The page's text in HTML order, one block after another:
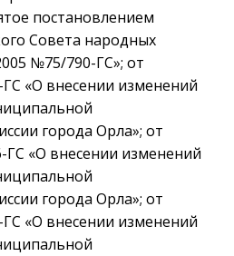
постановлением
Совета народных
№75/790-ГС»; от
«О внесении изменений
города Орла»; от
ГС «О внесении изменений
города Орла»; от
«О внесении изменений